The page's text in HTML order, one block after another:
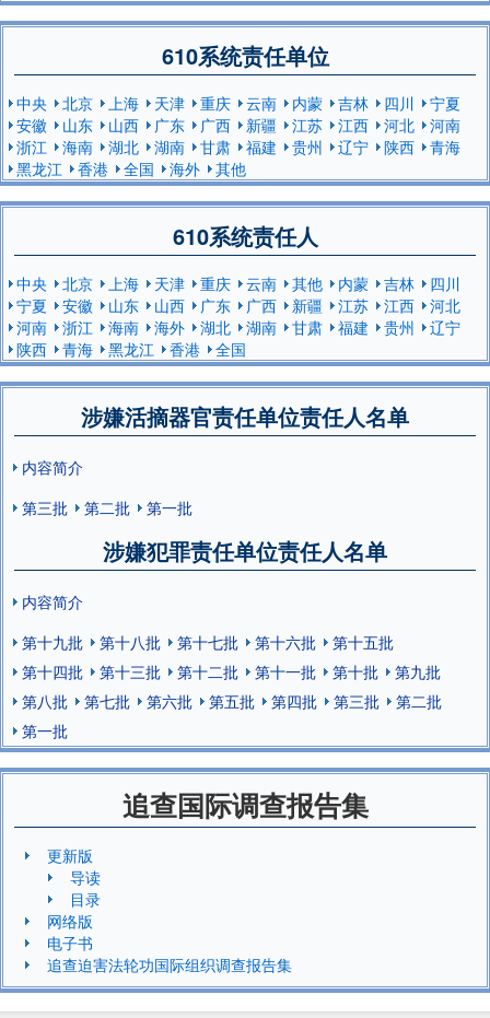
610系统责任单位
中央 北京 上海 天津 重庆 云南 内蒙 吉林 四川
宁夏
安徽
山东 山西 广东 广西 新疆 江苏 江西 河北
河南
浙江
海南 湖北 湖南 甘肃 福建 贵州 辽宁 陕西
青海
黑龙江
香港 全国 海外 其他
610系统责任人
中央 北京 上海 天津 重庆 云南 其他 内蒙 吉林
四川
宁夏
安徽 山东 山西 广东 广西 新疆 江苏 江西
河北
河南
浙江 海南 海外 湖北 湖南 甘肃 福建 贵州
辽宁
陕西
青海 黑龙江 香港 全国
涉嫌活摘器官责任单位责任人名单
内容简介
第三批
第二批 第一批
涉嫌犯罪责任单位责任人名单
内容简介
第十九批
第十八批 第十七批 第十六批
第十五批
第十四批
第十三批 第十二批 第十一批 第十批
第九批
第八批
第七批 第六批 第五批 第四批 第三批
第二批
第一批
追查国际调查报告集
更新版
导读
目录
网络版
电子书
追查迫害法轮功国际组织调查报告集